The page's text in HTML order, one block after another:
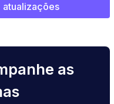
atualizações
as